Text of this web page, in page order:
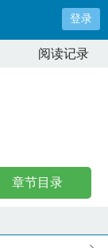
登录
阅读记录
章节目录